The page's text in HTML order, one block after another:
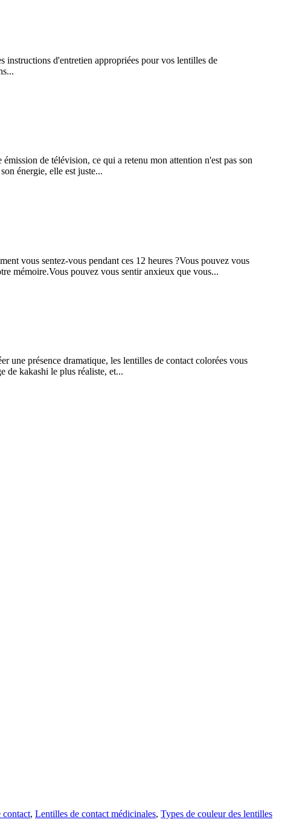
instructions d'entretien appropriées pour vos lentilles de
de télévision, ce qui a retenu mon attention n'est pas son
énergie, elle est juste...
vous sentez-vous pendant ces 12 heures ?Vous pouvez vous
mémoire.Vous pouvez vous sentir anxieux que vous...
une présence dramatique, les lentilles de contact colorées vous
de kakashi le plus réaliste, et...
contact, Lentilles de contact médicinales, Types de couleur des lentilles